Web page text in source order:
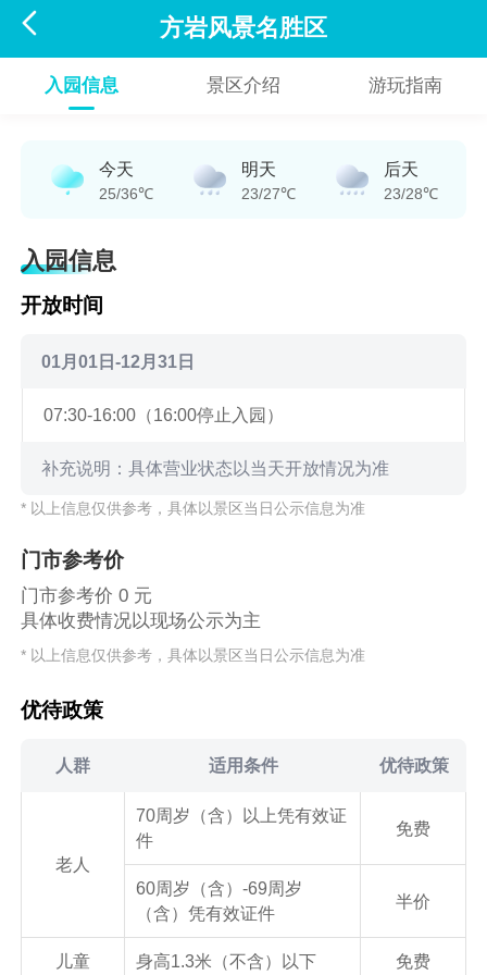
 方岩风景名胜区
入园信息 景区介绍 游玩指南
今天
25/36℃
明天
23/27℃
后天
23/28℃
入园信息
开放时间
01月01日-12月31日
07:30-16:00（16:00停止入园）
补充说明：具体营业状态以当天开放情况为准
* 以上信息仅供参考，具体以景区当日公示信息为准
门市参考价
门市参考价 0 元
具体收费情况以现场公示为主
* 以上信息仅供参考，具体以景区当日公示信息为准
优待政策
人群 适用条件 优待政策
老人
70周岁（含）以上凭有效证
件
免费
60周岁（含）-69周岁
（含）凭有效证件
半价
儿童 身高1.3米（不含）以下 免费